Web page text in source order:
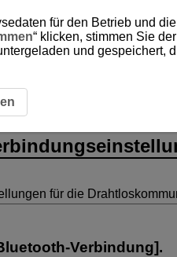
für die
Verbindung].
für den Betrieb und
“ klicken, stimmen Sie
und gespeichert,